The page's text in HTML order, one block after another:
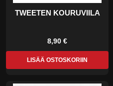
TWEETEN KOURUVIILA
8,90 €
LISÄÄ OSTOSKORIIN